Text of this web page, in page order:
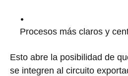
Procesos más claros y
Esto abre la posibilidad de
se integren al circuito